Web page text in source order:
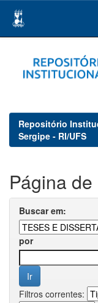
navigation
Repositório
Sergipe - RI/UFS
Página
Buscar em:
por
Filtros correntes: